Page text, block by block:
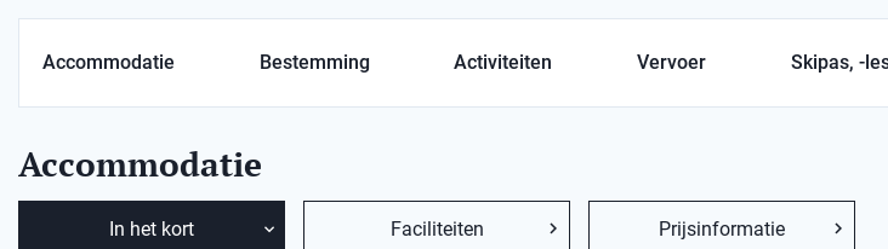
Accommodatie Bestemming Activiteiten Vervoer Skipas, -
Accommodatie
In het kort Faciliteiten Prijsinformatie